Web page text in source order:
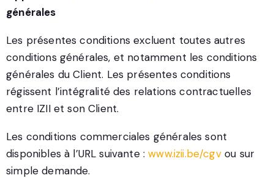
générales
Les présentes conditions excluent toutes autres
conditions générales, et notamment les conditions
générales du Client. Les présentes conditions
régissent l’intégralité des relations contractuelles
entre IZII et son Client.
Les conditions commerciales générales sont
disponibles à l’URL suivante :www.izii.be/cgvou sur
simple demande.